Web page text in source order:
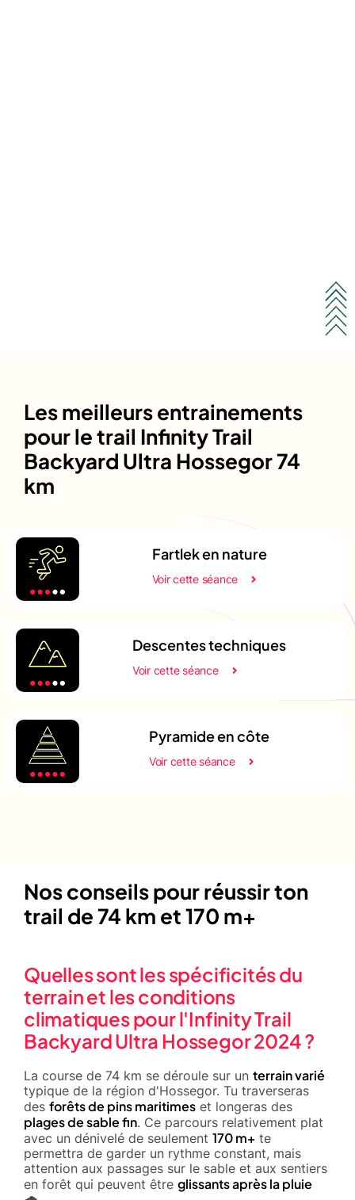
Les meilleurs entrainements
pour le trail Infinity Trail
Backyard Ultra Hossegor 74
km
Fartlek en nature
Voir cette séance
Descentes techniques
Voir cette séance
Pyramide en côte
Voir cette séance
Nos conseils pour réussir ton
trail de 74 km et 170 m+
Quelles sont les spécificités du
terrain et les conditions
climatiques pour l'Infinity Trail
Backyard Ultra Hossegor 2024 ?
La course de 74 km se déroule sur un terrain varié
typique de la région d'Hossegor. Tu traverseras
des forêts de pins maritimes et longeras des
plages de sable fin. Ce parcours relativement plat
avec un dénivelé de seulement 170 m+ te
permettra de garder un rythme constant, mais
attention aux passages sur le sable et aux sentiers
en forêt qui peuvent être glissants après la pluie